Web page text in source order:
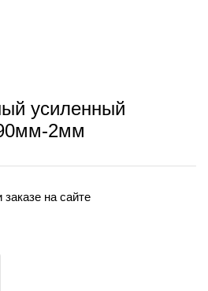
усиленный
2мм
заказе на сайте